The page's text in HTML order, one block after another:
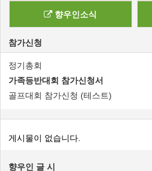
향우인소식
참가신청
정기총회
가족등반대회 참가신청서
골프대회 참가신청 (테스트)
게시물이 없습니다.
향우인 글 시